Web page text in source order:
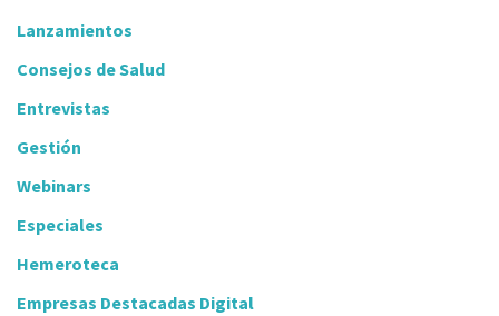
Lanzamientos
Consejos de Salud
Entrevistas
Gestión
Webinars
Especiales
Hemeroteca
Empresas Destacadas Digital